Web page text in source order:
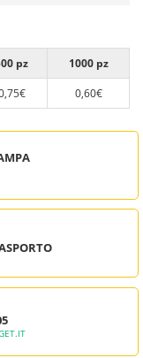
pz
1000 pz
0,60€